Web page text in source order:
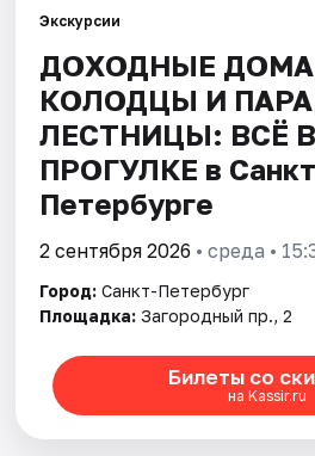
Экскурсии
ДОХОДНЫЕ
КОЛОДЦЫ И
ЛЕСТНИЦЫ: ВСЁ
ПРОГУЛКЕ в
Петербурге
2 сентября 2026 • среда •
Город: Санкт-Петербург
Площадка: Загородный пр., 2
Билеты со
на Kassir.ru